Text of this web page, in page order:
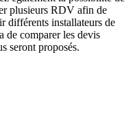
plusieurs RDV afin de
différents installateurs de
de comparer les devis
seront proposés.